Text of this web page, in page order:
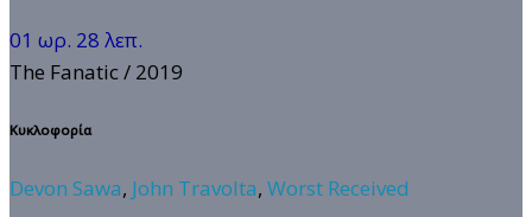
01 ωρ. 28 λεπ.
The Fanatic / 2019
Κυκλοφορία
Devon Sawa, John Travolta, Worst Received